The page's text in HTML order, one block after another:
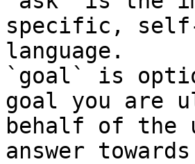
specific,
language.
`goal` is
goal you are
behalf of the
answer